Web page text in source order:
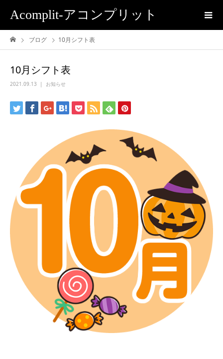
Acomplit-アコンプリット
ブログ 10月シフト表
10月シフト表
2021.09.13 お知らせ